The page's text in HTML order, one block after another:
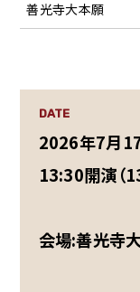
善光寺大本願
DATE
2026年7月17
13:30開演（
会場:善光寺